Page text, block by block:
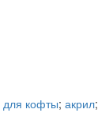
для кофты; акрил;